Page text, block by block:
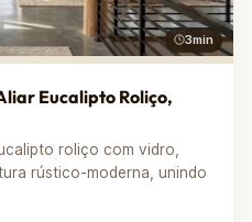
3min
Eucalipto Roliço,
roliço com vidro,
rústico-moderna, unindo